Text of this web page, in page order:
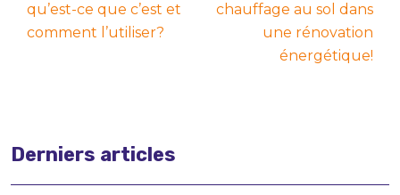
qu’est-ce que c’est et
comment l’utiliser?
chauffage au sol dans
une rénovation
énergétique!
Derniers articles